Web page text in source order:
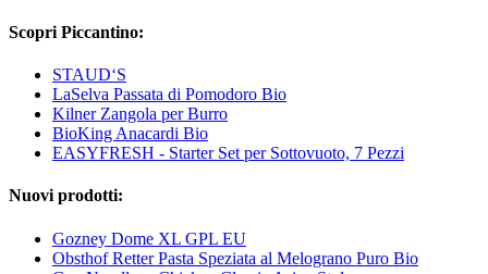
Scopri Piccantino:
STAUD‘S
LaSelva Passata di Pomodoro Bio
Kilner Zangola per Burro
BioKing Anacardi Bio
EASYFRESH - Starter Set per Sottovuoto, 7 Pezzi
Nuovi prodotti:
Gozney Dome XL GPL EU
Obsthof Retter Pasta Speziata al Melograno Puro Bio